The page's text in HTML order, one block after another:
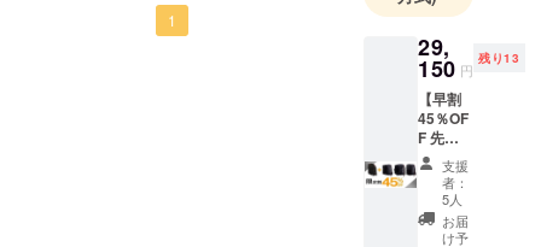
もう少しで終了します！ま
1
ファンディ
ングなどを
回ってイノ
ベーティブ
な商品や伝
統のある職
人製品など
をメインに
ワクワクし
29,
150 円
残り13
【早割
45％OF
F 先着
18名】
CORE
BASIC
GYM
TRAVE
支援
者：
5人
お届
け予